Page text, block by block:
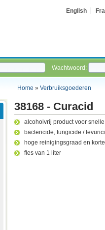
English
Wachtwoord:
Home » Verbruiksgoederen
38168 - Curacid
alcoholvrij product voor
bactericide, fungicide /
hoge reinigingsgraad en
fles van 1 liter